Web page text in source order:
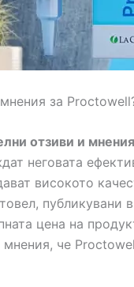
за
отзиви и
неговата
високото
публикувани
цена на
мнения, че